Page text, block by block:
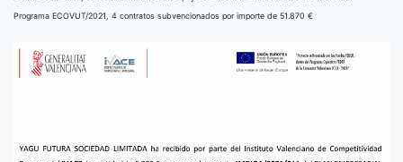
Programa ECOVUT/2021, 4 contratos subvencionados por importe de 51.870 €